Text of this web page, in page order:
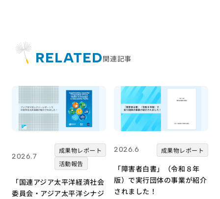
RELATED関連記事
2026.7
成果物レポート
活動報告
「国連アジア太平洋経済社会
委員会・アジア太平洋シナジ
2026.6 成果物レポート
「障害者白書」（令和８年
版）で実行団体の事業が紹介
されました！